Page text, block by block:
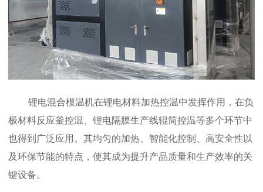
锂电混合模温机在锂电材料加热控温中发挥作用，在负
极材料反应釜控温、锂电隔膜生产线辊筒控温等多个环节中
也得到广泛应用。其均匀的加热、智能化控制、高安全性以
及环保节能的特点，使其成为提升产品质量和生产效率的关
键设备。